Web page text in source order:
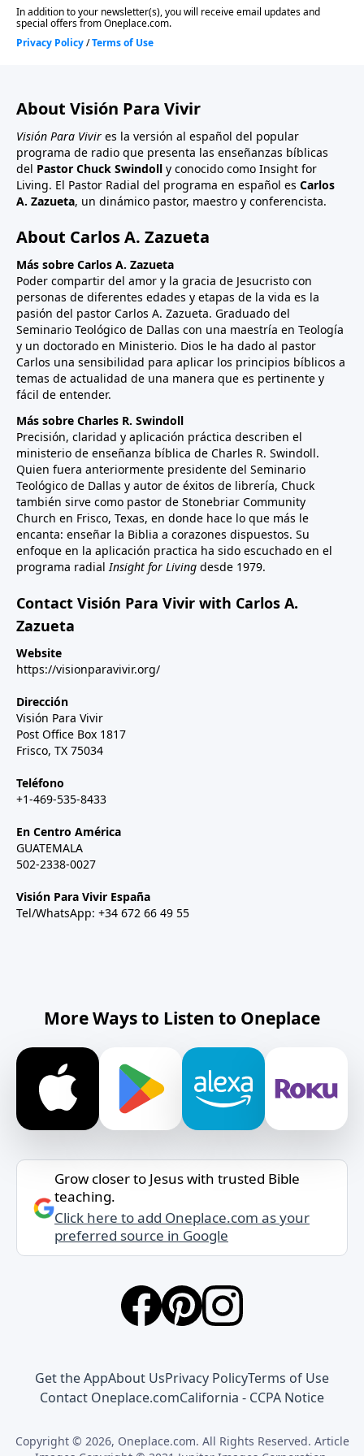
About Visión Para Vivir
Visión Para Vivir es la versión al español del popular
programa de radio que presenta las enseñanzas bíblicas
del Pastor Chuck Swindoll y conocido como Insight for
Living. El Pastor Radial del programa en español es Carlos
A. Zazueta, un dinámico pastor, maestro y conferencista.
About Carlos A. Zazueta
Más sobre Carlos A. Zazueta
Poder compartir del amor y la gracia de Jesucristo con
personas de diferentes edades y etapas de la vida es la
pasión del pastor Carlos A. Zazueta. Graduado del
Seminario Teológico de Dallas con una maestría en Teología
y un doctorado en Ministerio. Dios le ha dado al pastor
Carlos una sensibilidad para aplicar los principios bíblicos a
temas de actualidad de una manera que es pertinente y
fácil de entender.
Más sobre Charles R. Swindoll
Precisión, claridad y aplicación práctica describen el
ministerio de enseñanza bíblica de Charles R. Swindoll.
Quien fuera anteriormente presidente del Seminario
Teológico de Dallas y autor de éxitos de librería, Chuck
también sirve como pastor de Stonebriar Community
Church en Frisco, Texas, en donde hace lo que más le
encanta: enseñar la Biblia a corazones dispuestos. Su
enfoque en la aplicación practica ha sido escuchado en el
programa radialInsight for Living desde 1979.
Contact Visión Para Vivir with Carlos A.
Zazueta
Website
https://visionparavivir.org/
Dirección
Visión Para Vivir
Post Office Box 1817
Frisco, TX 75034
Teléfono
+1-469-535-8433
En Centro América
GUATEMALA
502-2338-0027
Visión Para Vivir España
Tel/WhatsApp: +34 672 66 49 55
More Ways to Listen to Oneplace
Grow closer to Jesus with trusted Bible
teaching.
Click here to add Oneplace.com as your
preferred source in Google
Get the AppAbout UsPrivacy PolicyTerms of Use
Contact Oneplace.comCalifornia - CCPA Notice
Copyright © 2026, Oneplace.com. All Rights Reserved. Article